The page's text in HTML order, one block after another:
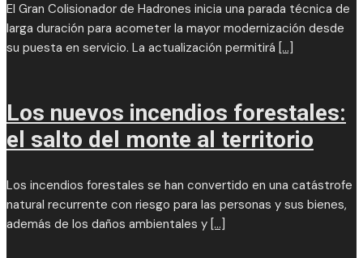
El Gran Colisionador de Hadrones inicia una parada técnica de
larga duración para acometer la mayor modernización desde
su puesta en servicio. La actualización permitirá [...]
Los nuevos incendios forestales:
el salto del monte al territorio
Los incendios forestales se han convertido en una catástrofe
natural recurrente con riesgo para las personas y sus bienes,
además de los daños ambientales y [...]